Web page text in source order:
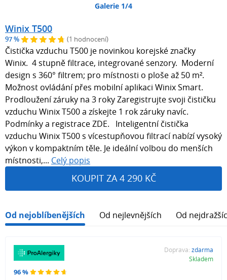
Galerie 1/4
Winix T500
97 % (1 hodnocení)
Čistička vzduchu T500 je novinkou korejské značky
Winix. 4 stupně filtrace, integrované senzory. Moderní
design s 360° filtrem; pro místnosti o ploše až 50 m².
Možnost ovládání přes mobilní aplikaci Winix Smart.
Prodloužení záruky na 3 roky Zaregistrujte svoji čističku
vzduchu Winix T500 a získejte 1 rok záruky navíc.
Podmínky a registrace ZDE. Inteligentní čistička
vzduchu Winix T500 s vícestupňovou filtrací nabízí vysoký
výkon v kompaktním těle. Je ideální volbou do menších
místnosti,... Celý popis
KOUPIT ZA 4 290 KČ
Od nejoblíbenějších Od nejlevnějších Od
96 %
Doprava: zdarma
Skladem